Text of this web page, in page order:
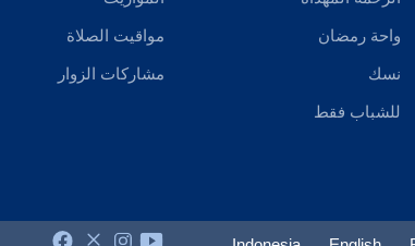
واحة رمضان
نسك
للشباب فقط
مواقيت الصلاة
مشاركات الزوار